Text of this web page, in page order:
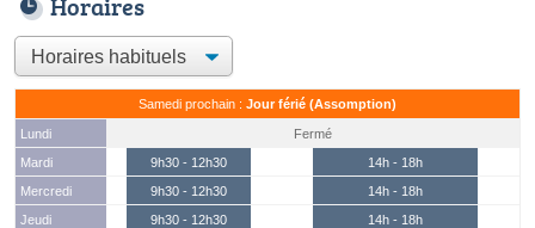
Samedi prochain : Jour férié (Assomption)
Lundi
Fermé
Mardi
9h30 - 12h30
14h - 18h
Mercredi
9h30 - 12h30
14h - 18h
Jeudi
9h30 - 12h30
14h - 18h